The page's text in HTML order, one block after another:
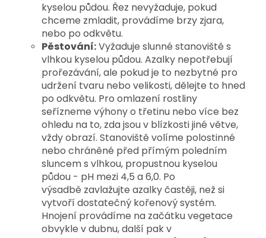
kyselou půdou. Řez nevyžaduje, pokud
chceme zmladit, provádíme brzy zjara,
nebo po odkvětu.
Pěstování:Vyžaduje slunné stanoviště s
vlhkou kyselou půdou. Azalky nepotřebují
prořezávání, ale pokud je to nezbytné pro
udržení tvaru nebo velikosti, dělejte to hned
po odkvětu. Pro omlazení rostliny
seřízneme výhony o třetinu nebo více bez
ohledu na to, zda jsou v blízkosti jiné větve,
vždy obrazí. Stanoviště volíme polostinné
nebo chráněné před přímým poledním
sluncem s vlhkou, propustnou kyselou
půdou - pH mezi 4,5 a 6,0. Po
výsadbě zavlažujte azalky častěji, než si
vytvoří dostatečný kořenový systém.
Hnojení provádíme na začátku vegetace
obvykle v dubnu, další pak v